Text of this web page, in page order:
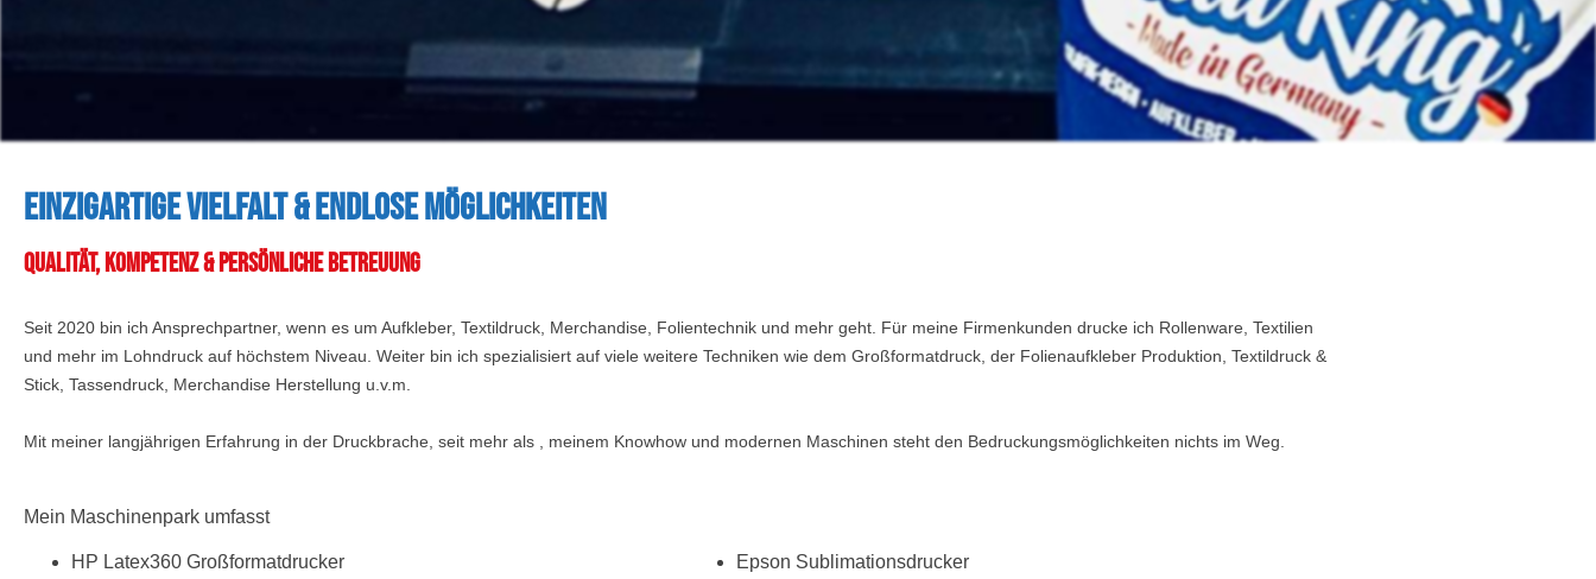
Einzigartige Vielfalt & endlose Möglichkeiten
Qualität, Kompetenz & Persönliche Betreuung
Seit 2020 bin ich Ansprechpartner, wenn es um Aufkleber, Textildruck, Merchandise, Folientechnik und mehr geht. Für meine Firmenkunden drucke ich Rollenware, Textilien
und mehr im Lohndruck auf höchstem Niveau. Weiter bin ich spezialisiert auf viele weitere Techniken wie dem Großformatdruck, der Folienaufkleber Produktion, Textildruck &
Stick, Tassendruck, Merchandise Herstellung u.v.m.
Mit meiner langjährigen Erfahrung in der Druckbrache, seit mehr als , meinem Knowhow und modernen Maschinen steht den Bedruckungsmöglichkeiten nichts im Weg.
Mein Maschinenpark umfasst
HP Latex360 Großformatdrucker
Epson Sublimationsdrucker